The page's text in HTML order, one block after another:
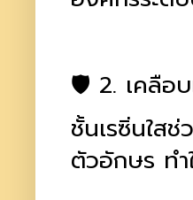
🛡️ 2. เคลือ
ชั้นเรซิ่นใส
ตัวอักษร ท